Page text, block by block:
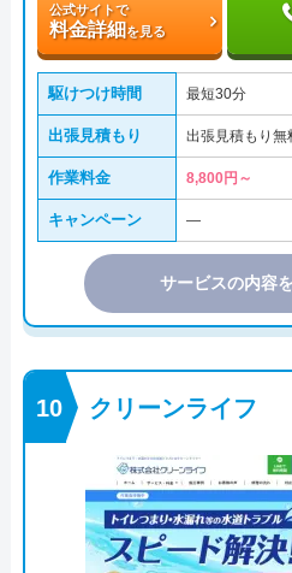
公式サイトで
料金詳細を見る
駆けつけ時間 最短30分
出張見積もり 出張見積もり無
作業料金 8,800円～
キャンペーン ―
サービスの内容
クリーンライフ